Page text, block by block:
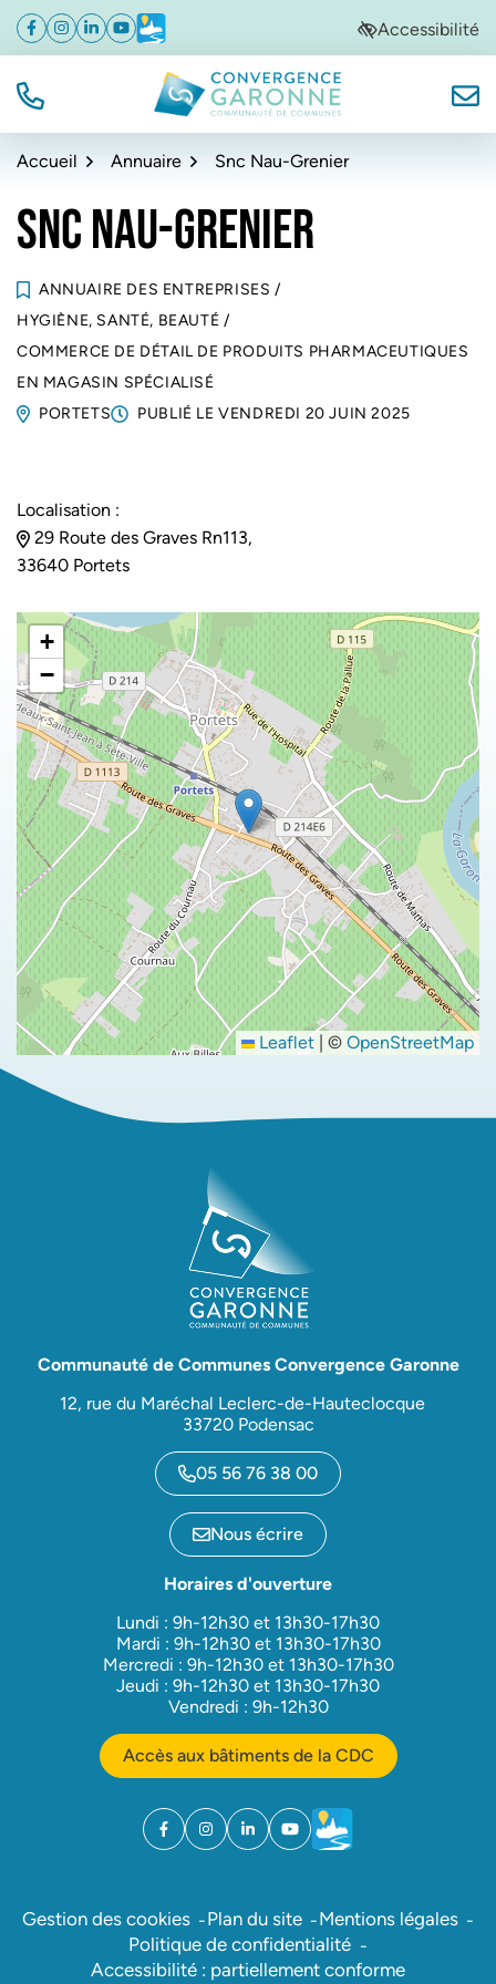
Aller
navigation
Aller
au
Aller
au
de
Facebook
(ouverture dans un nouvel onglet)
Instagram
(ouverture dans un nouvel onglet)
Linkedin
(ouverture dans un nouvel onglet)
YouTube
(ouverture dans un nouvel onglet)
Météo
(ouverture dans un nouvel onglet)Accessibilité
TÉL. Convergence Garonne
Accueil Annuaire Snc Nau-Grenier
SNC NAU-GRENIER
ANNUAIRE DES ENTREPRISES /
HYGIÈNE, SANTÉ, BEAUTÉ /
COMMERCE DE DÉTAIL DE PRODUITS PHARMACEUTIQUES
EN MAGASIN SPÉCIALISÉ
PORTETS
PUBLIÉ LEVENDREDI 20 JUIN 2025
Localisation :
29 Route des Graves Rn113,
33640 Portets
+
−
Leaflet | © OpenStreetMap
Communauté de Communes Convergence Garonne
12, rue du Maréchal Leclerc-de-Hauteclocque
33720 Podensac
05 56 76 38 00
Nous écrire
Horaires d'ouverture
Lundi : 9h-12h30 et 13h30-17h30
Mardi : 9h-12h30 et 13h30-17h30
Mercredi : 9h-12h30 et 13h30-17h30
Jeudi : 9h-12h30 et 13h30-17h30
Vendredi : 9h-12h30
Accès aux bâtiments de la CDC
Facebook
(ouverture dans un nouvel onglet)
Instagram
(ouverture dans un nouvel onglet)
Linkedin
(ouverture dans un nouvel onglet)
YouTube
(ouverture dans un nouvel
Météo
(ouverture dans un
Gestion des cookies Plan du site
Mentions légales
Politique de confidentialité
Accessibilité : partiellement conforme